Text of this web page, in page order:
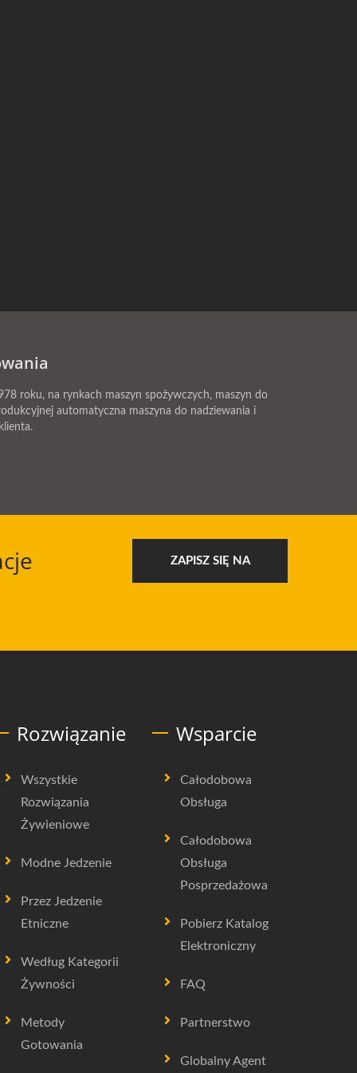
roku, na rynkach maszyn spożywczych, maszyn do
automatyczna maszyna do nadziewania i
ZAPISZ SIĘ NA
Rozwiązanie
Wszystkie
Rozwiązania
Żywieniowe
Modne Jedzenie
Przez Jedzenie
Etniczne
Według Kategorii
Żywności
Metody
Gotowania
Wsparcie
Całodobowa
Obsługa
Całodobowa
Obsługa
Posprzedażowa
Pobierz Katalog
Elektroniczny
FAQ
Partnerstwo
Globalny Agent